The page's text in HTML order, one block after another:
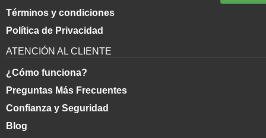
Términos y condiciones
Política de Privacidad
ATENCIÓN AL CLIENTE
¿Cómo funciona?
Preguntas Más Frecuentes
Confianza y Seguridad
Blog